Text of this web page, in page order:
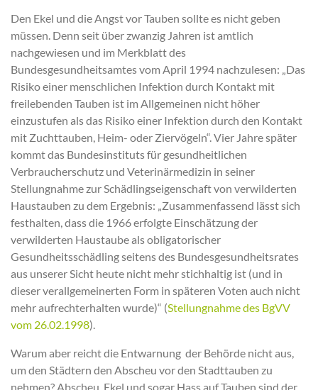
Den Ekel und die Angst vor Tauben sollte es nicht geben
müssen. Denn seit über zwanzig Jahren ist amtlich
nachgewiesen und im Merkblatt des
Bundesgesundheitsamtes vom April 1994 nachzulesen: „Das
Risiko einer menschlichen Infektion durch Kontakt mit
freilebenden Tauben ist im Allgemeinen nicht höher
einzustufen als das Risiko einer Infektion durch den Kontakt
mit Zuchttauben, Heim- oder Ziervögeln“. Vier Jahre später
kommt das Bundesinstituts für gesundheitlichen
Verbraucherschutz und Veterinärmedizin in seiner
Stellungnahme zur Schädlingseigenschaft von verwilderten
Haustauben zu dem Ergebnis: „Zusammenfassend lässt sich
festhalten, dass die 1966 erfolgte Einschätzung der
verwilderten Haustaube als obligatorischer
Gesundheitsschädling seitens des Bundesgesundheitsrates
aus unserer Sicht heute nicht mehr stichhaltig ist (und in
dieser verallgemeinerten Form in späteren Voten auch nicht
mehr aufrechterhalten wurde)“ (Stellungnahme des BgVV
vom 26.02.1998).
Warum aber reicht die Entwarnung der Behörde nicht aus,
um den Städtern den Abscheu vor den Stadttauben zu
nehmen? Abscheu, Ekel und sogar Hass auf Tauben sind der